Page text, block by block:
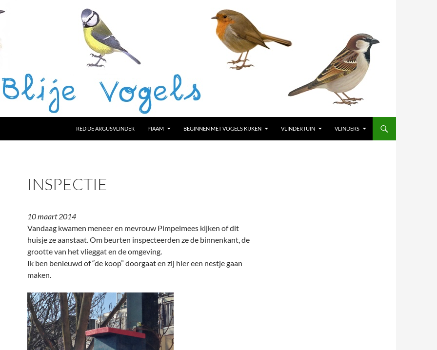
RED DE ARGUSVLINDER PIAAM BEGINNEN MET VOGELS KIJKEN VLINDERTUIN VLINDERS
INSPECTIE
10 maart 2014
Vandaag kwamen meneer en mevrouw Pimpelmees kijken of dit
huisje ze aanstaat. Om beurten inspecteerden ze de binnenkant, de
grootte van het vlieggat en de omgeving.
Ik ben benieuwd of “de koop” doorgaat en zij hier een nestje gaan
maken.